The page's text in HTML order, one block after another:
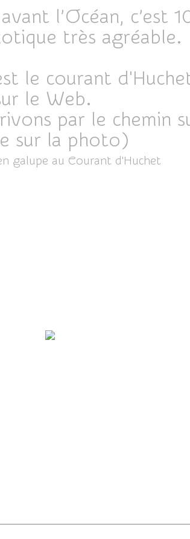
l’Océan, c’est
très agréable.
le courant
le Web.
par le chemin
sur la photo)